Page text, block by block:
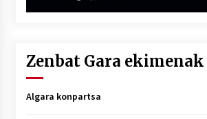
Zenbat Gara ekimenak
Algara konpartsa